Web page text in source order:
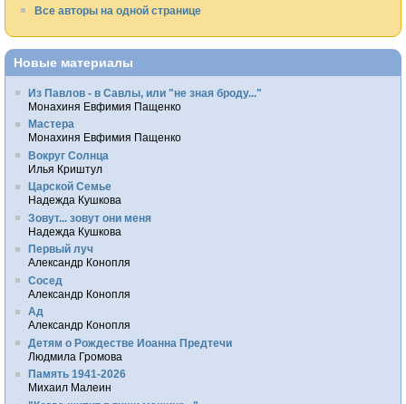
Все авторы на одной странице
Новые материалы
Из Павлов - в Савлы, или "не зная броду..."
Монахиня Евфимия Пащенко
Мастера
Монахиня Евфимия Пащенко
Вокруг Солнца
Илья Криштул
Царской Семье
Надежда Кушкова
Зовут... зовут они меня
Надежда Кушкова
Первый луч
Александр Конопля
Сосед
Александр Конопля
Ад
Александр Конопля
Детям о Рождестве Иоанна Предтечи
Людмила Громова
Память 1941-2026
Михаил Малеин